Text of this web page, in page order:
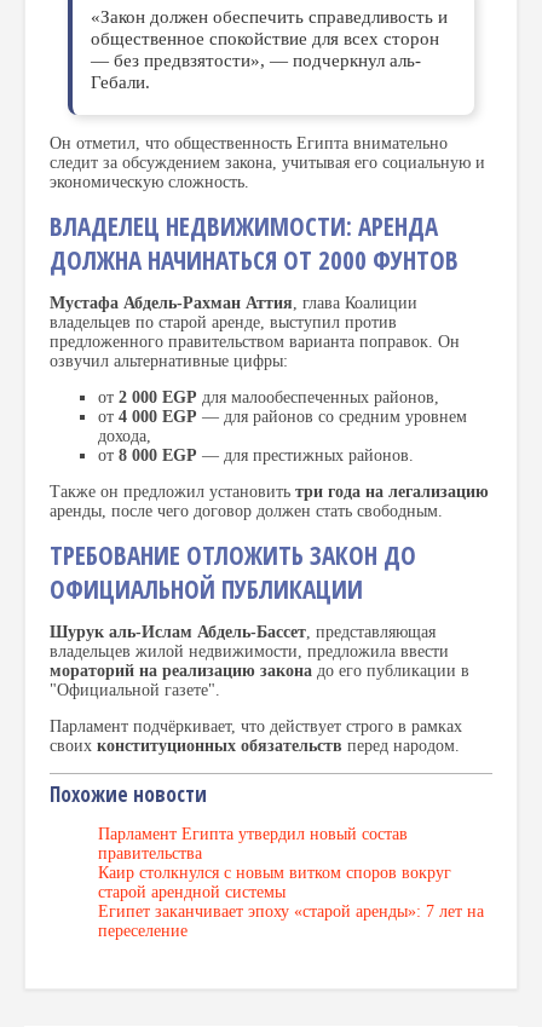
«Закон должен обеспечить справедливость и
общественное спокойствие для всех сторон
— без предвзятости», — подчеркнул аль-
Гебали.
Он отметил, что общественность Египта внимательно
следит за обсуждением закона, учитывая его социальную и
экономическую сложность.
ВЛАДЕЛЕЦ НЕДВИЖИМОСТИ: АРЕНДА
ДОЛЖНА НАЧИНАТЬСЯ ОТ 2000 ФУНТОВ
Мустафа Абдель-Рахман Аттия , глава Коалиции
владельцев по старой аренде, выступил против
предложенного правительством варианта поправок. Он
озвучил альтернативные цифры:
от 2 000 EGP для малообеспеченных районов,
от 4 000 EGP — для районов со средним уровнем
дохода,
от 8 000 EGP — для престижных районов.
Также он предложил установить три года на легализацию
аренды, после чего договор должен стать свободным.
ТРЕБОВАНИЕ ОТЛОЖИТЬ ЗАКОН ДО
ОФИЦИАЛЬНОЙ ПУБЛИКАЦИИ
Шурук аль-Ислам Абдель-Бассет , представляющая
владельцев жилой недвижимости, предложила ввести
мораторий на реализацию закона до его публикации в
"Официальной газете".
Парламент подчёркивает, что действует строго в рамках
своих конституционных обязательств перед народом.
Похожие новости
Парламент Египта утвердил новый состав
правительства
Каир столкнулся с новым витком споров вокруг
старой арендной системы
Египет заканчивает эпоху «старой аренды»: 7 лет на
переселение